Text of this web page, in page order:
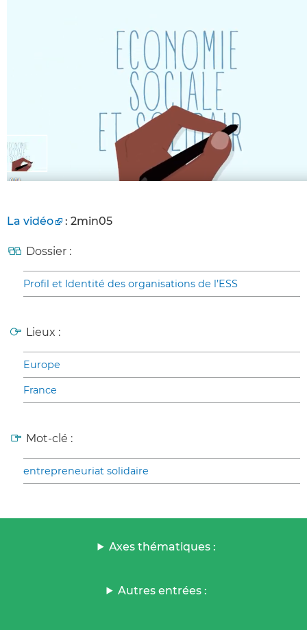
La vidéo : 2min05
Dossier :
Profil et Identité des organisations de l’ESS
Lieux :
Europe
France
Mot-clé :
entrepreneuriat solidaire
Axes thématiques :
Autres entrées :